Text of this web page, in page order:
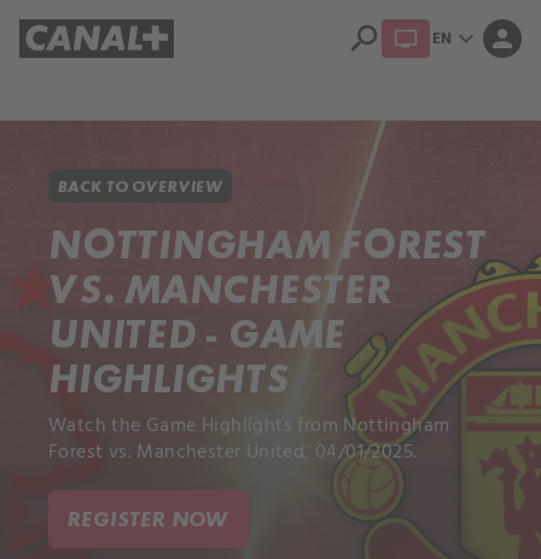
search EN expand_more person
BACK TO OVERVIEW
NOTTINGHAM FOREST
VS. MANCHESTER
UNITED - GAME
HIGHLIGHTS
Watch the Game Highlights from Nottingham
Forest vs. Manchester United, 04/01/2025.
REGISTER NOW